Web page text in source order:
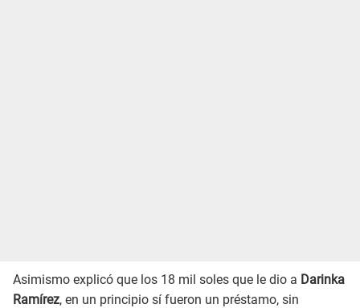
Asimismo explicó que los 18 mil soles que le dio a Darinka
Ramírez, en un principio sí fueron un préstamo, sin